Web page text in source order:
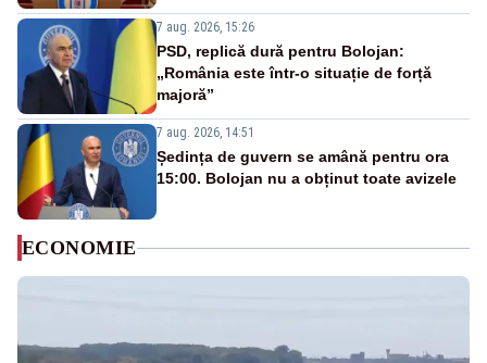
7 aug. 2026, 15:26
PSD, replică dură pentru Bolojan:
„România este într-o situație de forță
majoră”
7 aug. 2026, 14:51
Ședința de guvern se amână pentru ora
15:00. Bolojan nu a obținut toate avizele
ECONOMIE